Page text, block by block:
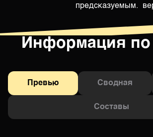
предсказуемым.
Информация по
Превью Сводная
Составы